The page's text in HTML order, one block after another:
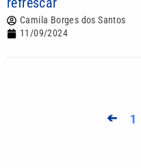
Camila Borges dos Santos
11/09/2024
➔ 1